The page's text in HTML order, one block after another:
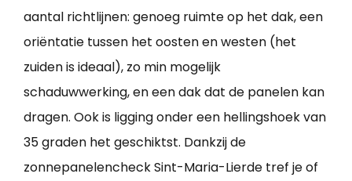
aantal richtlijnen: genoeg ruimte op het dak, een
oriëntatie tussen het oosten en westen (het
zuiden is ideaal), zo min mogelijk
schaduwwerking, en een dak dat de panelen kan
dragen. Ook is ligging onder een hellingshoek van
35 graden het geschiktst. Dankzij de
zonnepanelencheck Sint-Maria-Lierde tref je of